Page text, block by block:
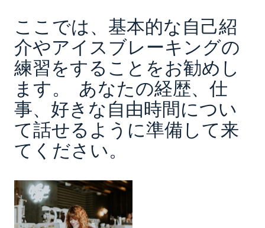
ここでは、基本的な自己紹
介やアイスブレーキングの
練習をすることをお勧めし
ます。 あなたの経歴、仕
事、好きな自由時間につい
て話せるように準備して来
てください。